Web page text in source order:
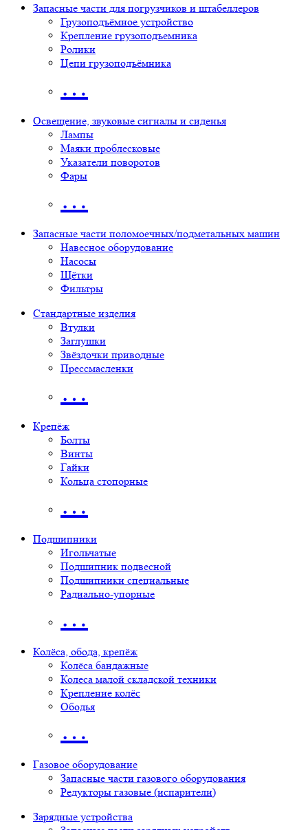
Запасные части для погрузчиков и штабеллеров
Грузоподъёмное устройство
Крепление грузоподъемника
Ролики
Цепи грузоподъёмника
…
Освещение, звуковые сигналы и сиденья
Лампы
Маяки проблесковые
Указатели поворотов
Фары
…
Запасные части поломоечных/подметальных машин
Навесное оборудование
Насосы
Щётки
Фильтры
Стандартные изделия
Втулки
Заглушки
Звёздочки приводные
Прессмасленки
…
Крепёж
Болты
Винты
Гайки
Кольца стопорные
…
Подшипники
Игольчатые
Подшипник подвесной
Подшипники специальные
Радиально-упорные
…
Колёса, обода, крепёж
Колёса бандажные
Колеса малой складской техники
Крепление колёс
Ободья
…
Газовое оборудование
Запасные части газового оборудования
Редукторы газовые (испарители)
Зарядные устройства